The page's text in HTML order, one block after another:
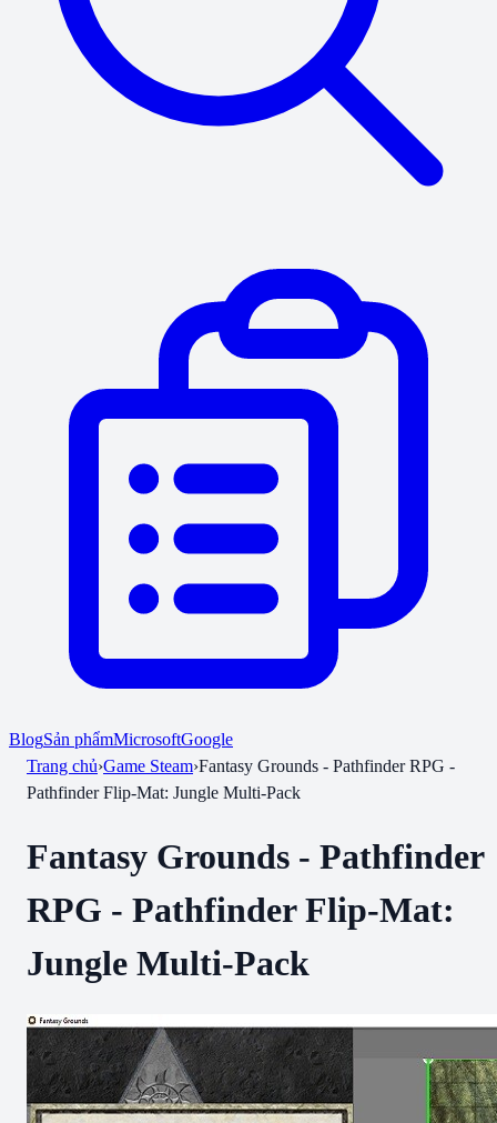
BlogSản phẩmMicrosoftGoogle
Trang chủ›Game Steam›Fantasy Grounds - Pathfinder RPG -
Pathfinder Flip-Mat: Jungle Multi-Pack
Fantasy Grounds - Pathfinder
RPG - Pathfinder Flip-Mat:
Jungle Multi-Pack